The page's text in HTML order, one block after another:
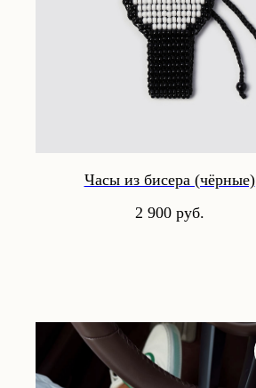
Часы из бисера (чёрные)
2 900 руб.